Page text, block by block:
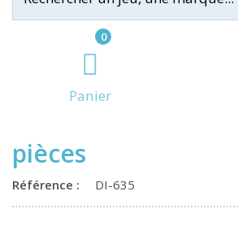
0
Panier
pièces
Référence : DI-635